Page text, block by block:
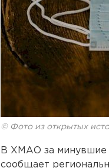
© Фото из открытых
В ХМАО за минувшие
сообщает